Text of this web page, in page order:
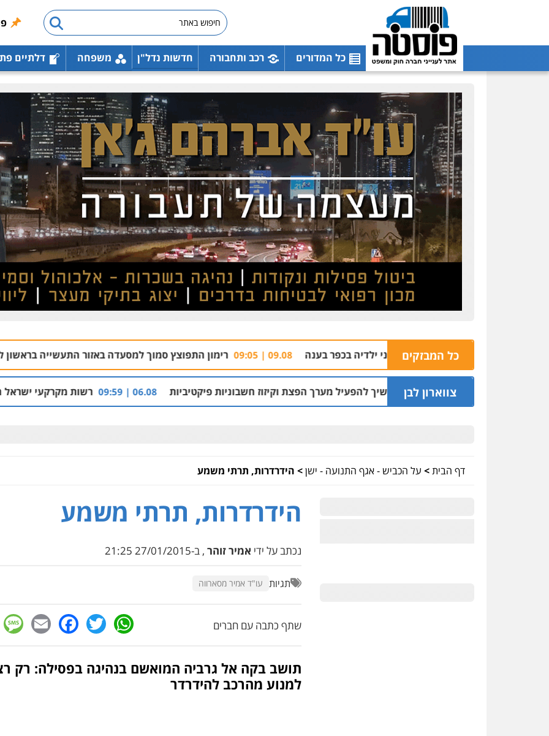
כל המדורים רכב ותחבורה חדשות נדל"ן משפחה דלתיים
כל המבזקים
חשודים ברצח אישה לעיני ילדיה בכפר בענה 09.08 | 09:05 רימון התפוצץ סמוך למסעדה באזור התעשייה בראשון לציון | 08:54
צווארון לבן
שכר סוויטה במלון והמשיך להפעיל מערך הפצת וקיזוז חשבוניות פיקטיביות 06.08 | 09:59 רשות מקרקעי ישראל הרסה
דף הבית> על הכביש - אגף התנועה - ישן> הידרדרות, תרתי משמע
הידרדרות, תרתי משמע
נכתב על ידי אמיר זוהר , ב-27/01/2015 21:25
תגיות עו"ד אמיר מסארווה
שתף כתבה עם חברים WhatsApp
Twitter
תושב בקה אל גרביה המואשם בנהיגה בפסילה: רק
למנוע מהרכב להידרדר